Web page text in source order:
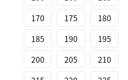
170
175
180
185
190
195
200
205
210